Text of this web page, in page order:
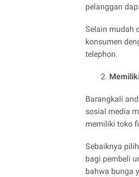
pelanggan
Selain mudah
konsumen
telephon.
Barangkali
sosial media
memiliki toko
Sebaiknya
bagi pembeli
bahwa bunga